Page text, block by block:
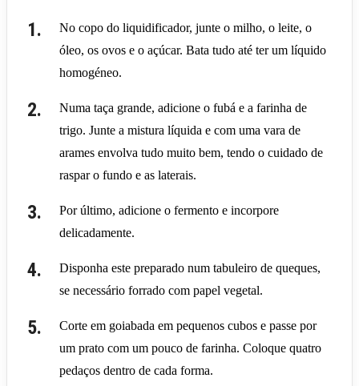
No copo do liquidificador, junte o milho, o leite, o
óleo, os ovos e o açúcar. Bata tudo até ter um líquido
homogéneo.
Numa taça grande, adicione o fubá e a farinha de
trigo. Junte a mistura líquida e com uma vara de
arames envolva tudo muito bem, tendo o cuidado de
raspar o fundo e as laterais.
Por último, adicione o fermento e incorpore
delicadamente.
Disponha este preparado num tabuleiro de queques,
se necessário forrado com papel vegetal.
Corte em goiabada em pequenos cubos e passe por
um prato com um pouco de farinha. Coloque quatro
pedaços dentro de cada forma.